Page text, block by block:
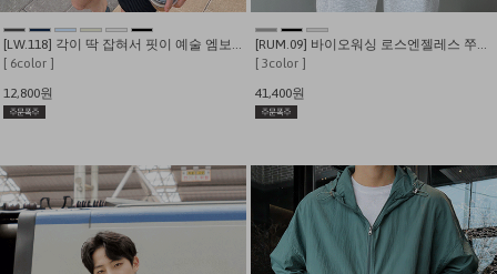
[LW.118] 각이 딱 잡혀서 핏이 예술 엠보주름 플리츠 7부티
[ 6color ]
12,800원
[RUM.09] 바이오워싱 로스엔젤레스 쭈리기모 후드티
[ 3color ]
41,400원